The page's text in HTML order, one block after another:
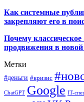
Как системные
закрепляют его в
Почему классическое
продвижения в новой
Метки
#деньги #кризис
ChatGPT Google IT-